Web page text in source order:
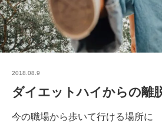
2018.08.9
ダイエットハイからの離
今の職場から歩いて行ける場所に